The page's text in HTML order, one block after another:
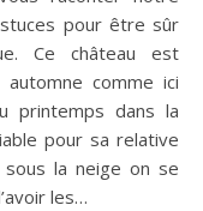
pour être sûr
Ce château est
comme ici
printemps dans la
pour sa relative
la neige on se
les…